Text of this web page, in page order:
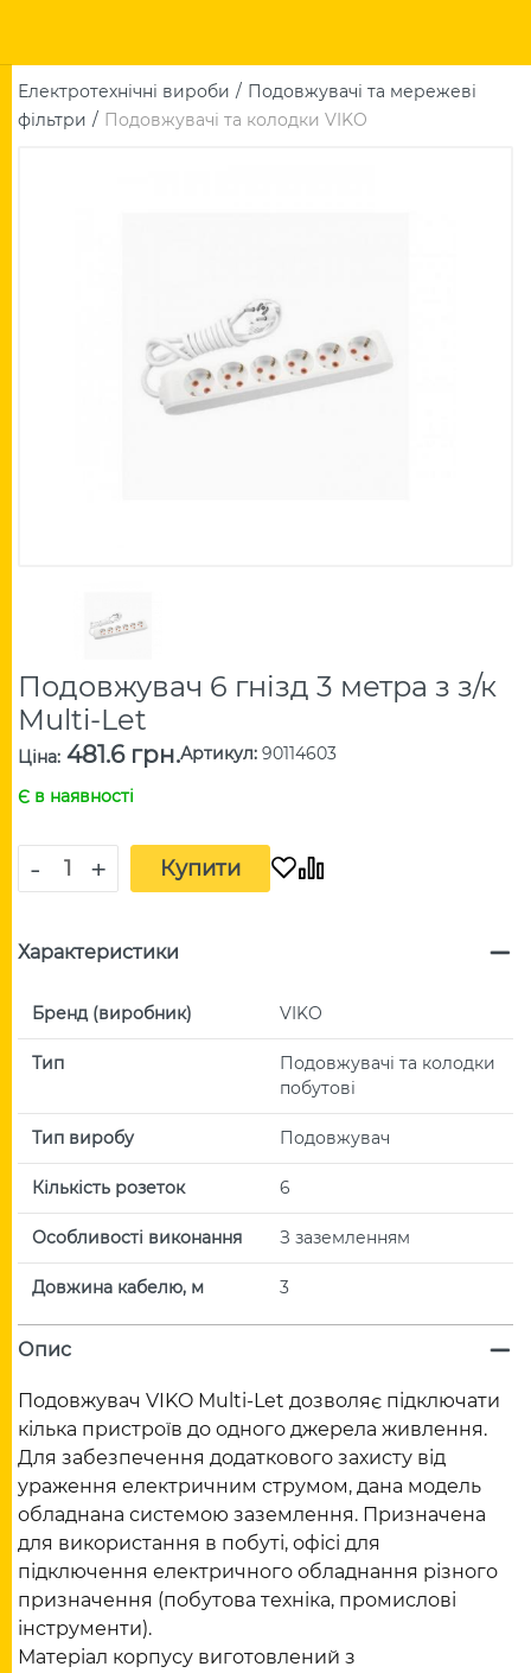
Електротехнічні вироби
Подовжувачі та мережеві
фільтри
Подовжувачі та колодки VIKO
Подовжувач 6 гнізд 3 метра з з/к
Multi-Let
Ціна: 481.6 грн.Артикул: 90114603
Є в наявності
- + Купити
Характеристики
Бренд (виробник) VIKO
Тип
Подовжувачі та колодки
побутові
Тип виробу Подовжувач
Кількість розеток 6
Особливості виконання З заземленням
Довжина кабелю, м 3
Опис
Подовжувач VIKO Multi-Let дозволяє підключати
кілька пристроїв до одного джерела живлення.
Для забезпечення додаткового захисту від
ураження електричним струмом, дана модель
обладнана системою заземлення. Призначена
для використання в побуті, офісі для
підключення електричного обладнання різного
призначення (побутова техніка, промислові
інструменти).
Матеріал корпусу виготовлений з